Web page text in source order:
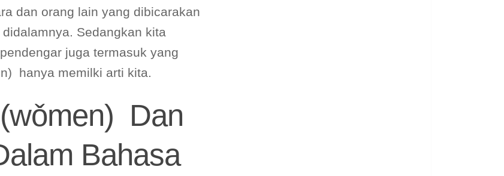
dan orang lain yang dibicarakan
Sedangkan kita
juga termasuk yang
hanya memilki arti kita.
Dan
Bahasa